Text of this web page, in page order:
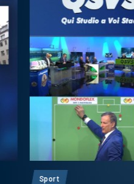
Sport